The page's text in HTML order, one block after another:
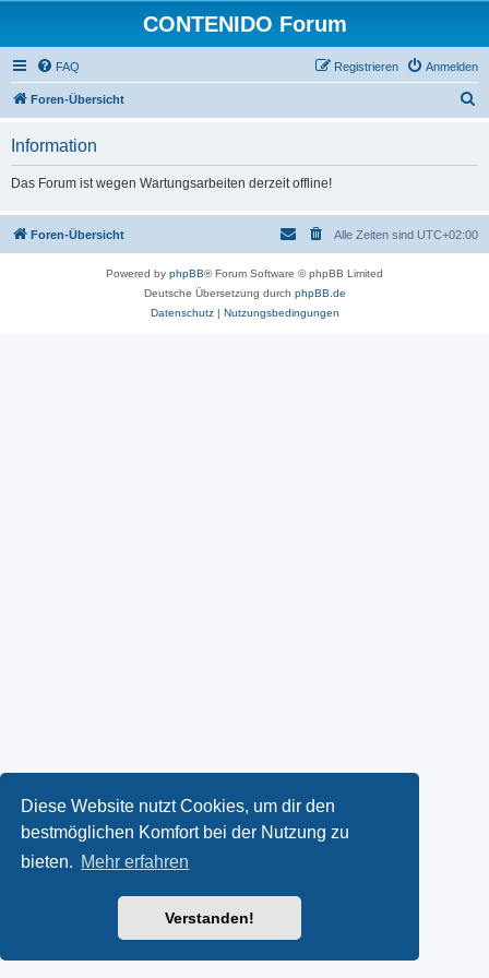
Diese Website nutzt Cookies, um dir den
bestmöglichen Komfort bei der Nutzung zu
bieten. Mehr erfahren
Verstanden!
CONTENIDO Forum
FAQ Anmelden
Registrieren
Foren-Übersicht
Information
Das Forum ist wegen Wartungsarbeiten derzeit offline!
Foren-Übersicht Alle Zeiten sind UTC+02:00
Powered by phpBB® Forum Software © phpBB Limited
Deutsche Übersetzung durch phpBB.de
Datenschutz| Nutzungsbedingungen